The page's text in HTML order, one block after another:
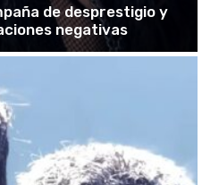
de desprestigio y
negativas